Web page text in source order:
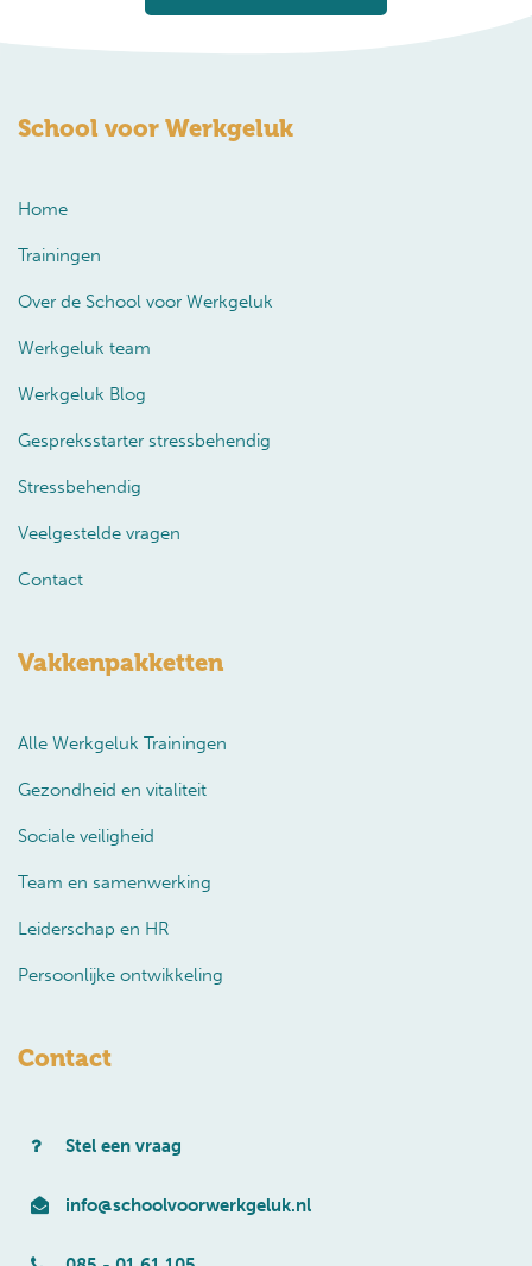
School voor Werkgeluk
Home
Trainingen
Over de School voor Werkgeluk
Werkgeluk team
Werkgeluk Blog
Gespreksstarter stressbehendig
Stressbehendig
Veelgestelde vragen
Contact
Vakkenpakketten
Alle Werkgeluk Trainingen
Gezondheid en vitaliteit
Sociale veiligheid
Team en samenwerking
Leiderschap en HR
Persoonlijke ontwikkeling
Contact
Stel een vraag
info@schoolvoorwerkgeluk.nl